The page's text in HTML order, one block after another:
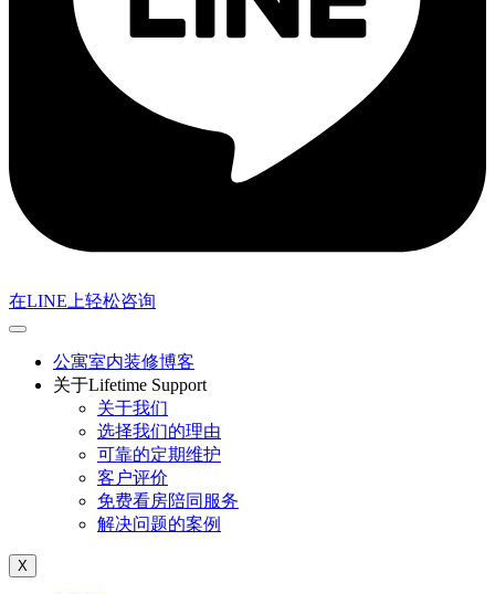
在LINE上轻松咨询
公寓室内装修博客
关于Lifetime Support
关于我们
选择我们的理由
可靠的定期维护
客户评价
免费看房陪同服务
解决问题的案例
X